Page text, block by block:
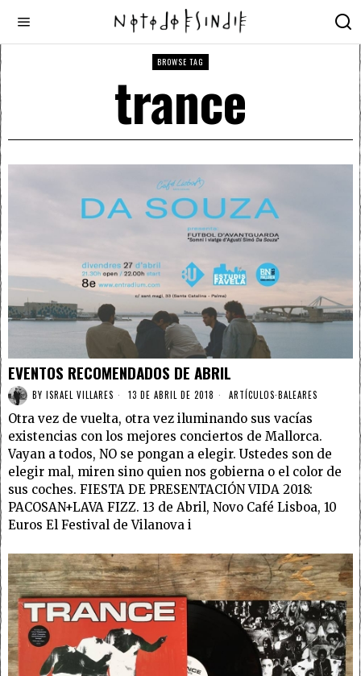
BROWSE TAG
trance
EVENTOS RECOMENDADOS DE ABRIL
BY ISRAEL VILLARES 13 DE ABRIL DE 2018 ARTÍCULOS·BALEARES
Otra vez de vuelta, otra vez iluminando sus vacías
existencias con los mejores conciertos de Mallorca.
Vayan a todos, NO se pongan a elegir. Ustedes son de
elegir mal, miren sino quien nos gobierna o el color de
sus coches. FIESTA DE PRESENTACIÓN VIDA 2018:
PACOSAN+LAVA FIZZ. 13 de Abril, Novo Café Lisboa, 10
Euros El Festival de Vilanova i